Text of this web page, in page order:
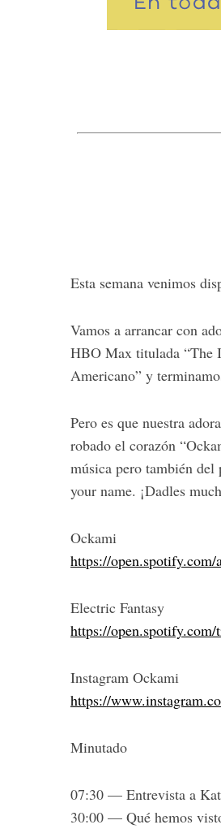
Esta semana venimos
Vamos a arrancar con
HBO Max titulada “The
Americano” y
Pero es que nuestra
robado el corazón
música pero también
your name. ¡Dadles
Ockami
https://
Electric Fantasy
https://
Instagram Ockami
https://
Minutado
07:30 — Entrevista a
30:00 — Qué hemos